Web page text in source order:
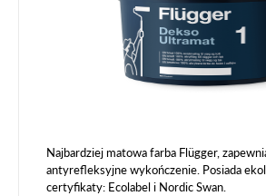
Najbardziej matowa farba Flügger,
antyrefleksyjne wykończenie. Posiada
certyfikaty: Ecolabel i Nordic Swan.